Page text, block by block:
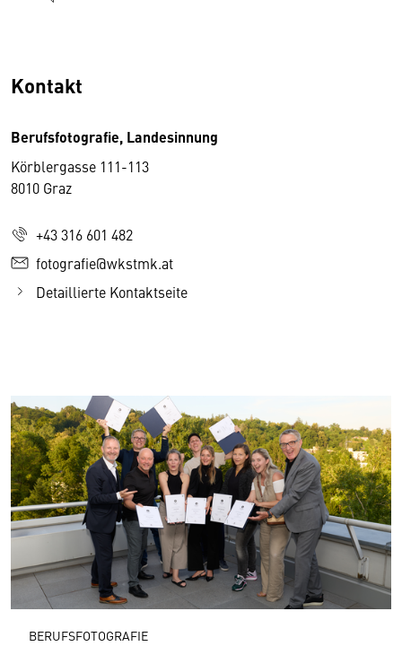
Kontakt
Berufsfotografie, Landesinnung
Körblergasse 111-113
8010 Graz
+43 316 601 482
fotografie@wkstmk.at
Detaillierte Kontaktseite
BERUFSFOTOGRAFIE